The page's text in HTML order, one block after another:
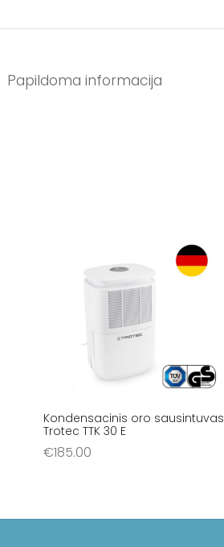
Papildoma informacija
Kondensacinis oro sausintuvas
Trotec TTK 30 E
€185.00